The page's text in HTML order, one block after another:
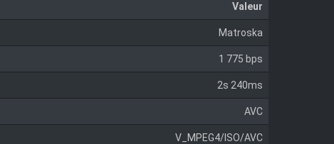
Valeur
Matroska
1 775 bps
2s 240ms
AVC
V_MPEG4/ISO/AVC